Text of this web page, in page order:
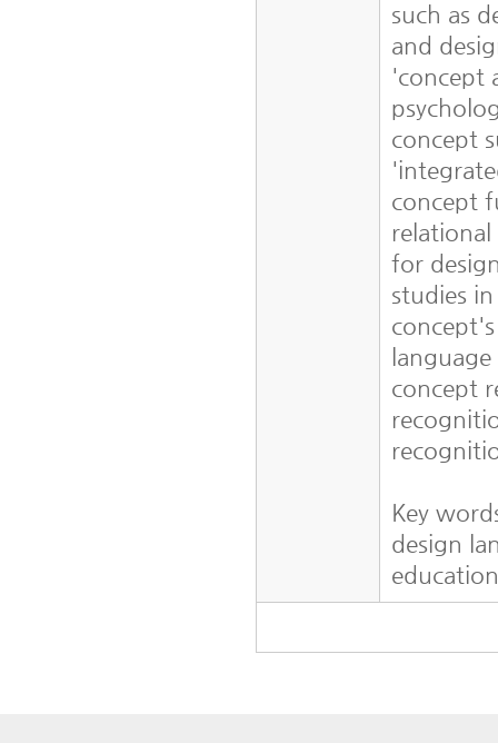
such as
and
'concept
concept
concept
for
studies
concept
Key
design